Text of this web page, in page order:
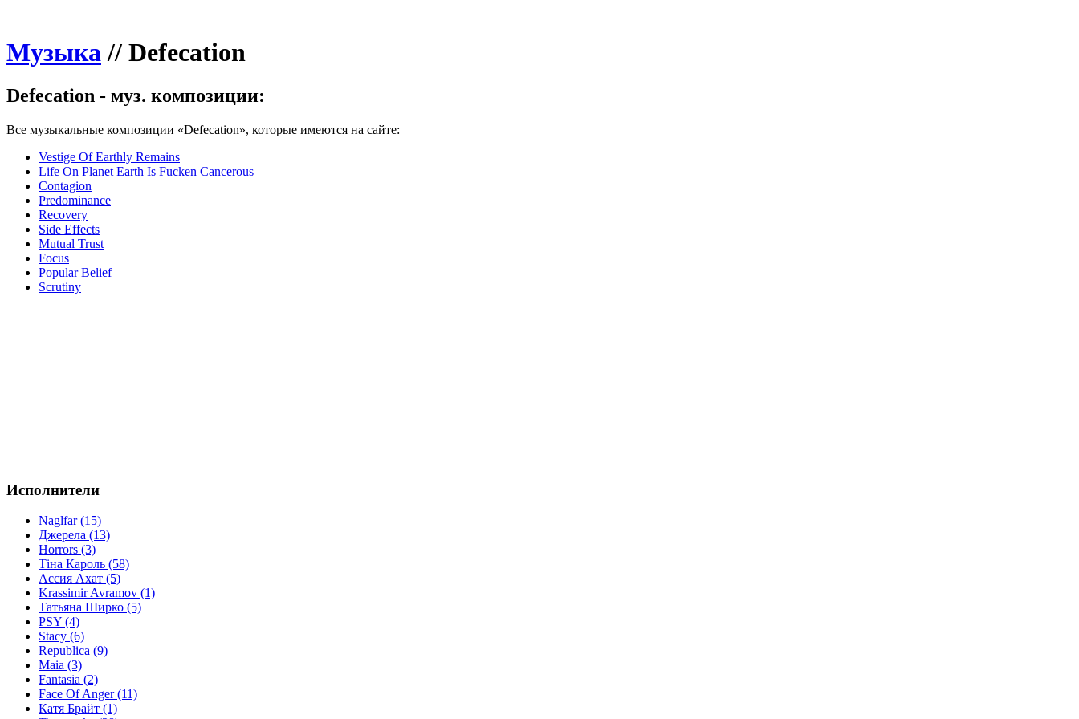
Музыка// Defecation
Defecation - муз. композиции:
Все музыкальные композиции «Defecation», которые имеются на сайте:
Vestige Of Earthly Remains
Life On Planet Earth Is Fucken Cancerous
Contagion
Predominance
Recovery
Side Effects
Mutual Trust
Focus
Popular Belief
Scrutiny
Исполнители
Naglfar (15)
Джерела (13)
Horrors (3)
Тіна Кароль (58)
Ассия Ахат (5)
Krassimir Avramov (1)
Татьяна Ширко (5)
PSY (4)
Stacy (6)
Republica (9)
Maia (3)
Fantasia (2)
Face Of Anger (11)
Катя Брайт (1)